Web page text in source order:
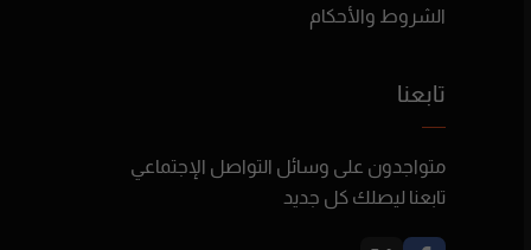
الشروط والأحكام
تابعنا
متواجدون على وسائل التواصل الإجتماعي
تابعنا ليصلك كل جديد